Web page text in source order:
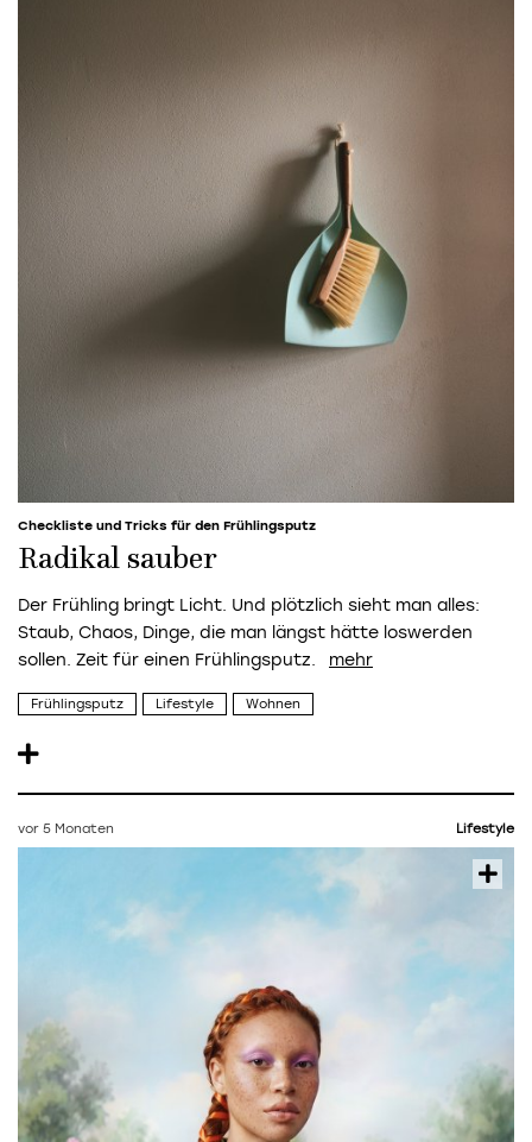
Checkliste und Tricks für den Frühlingsputz
Radikal sauber
Der Frühling bringt Licht. Und plötzlich sieht man alles:
Staub, Chaos, Dinge, die man längst hätte loswerden
sollen. Zeit für einen Frühlingsputz.
Frühlingsputz Lifestyle Wohnen
vor 5 Monaten Lifestyle